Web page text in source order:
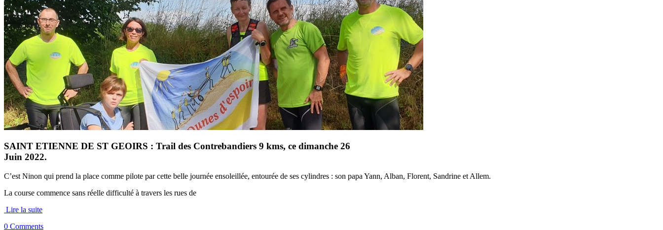
SAINT ETIENNE DE ST GEOIRS : Trail des Contrebandiers 9 kms, ce dimanche 26
Juin 2022.
C’est Ninon qui prend la place comme pilote par cette belle journée ensoleillée, entourée de ses cylindres : son papa Yann, Alban, Florent, Sandrine et Allem.
La course commence sans réelle difficulté à travers les rues de
Lire la suite
0 Comments